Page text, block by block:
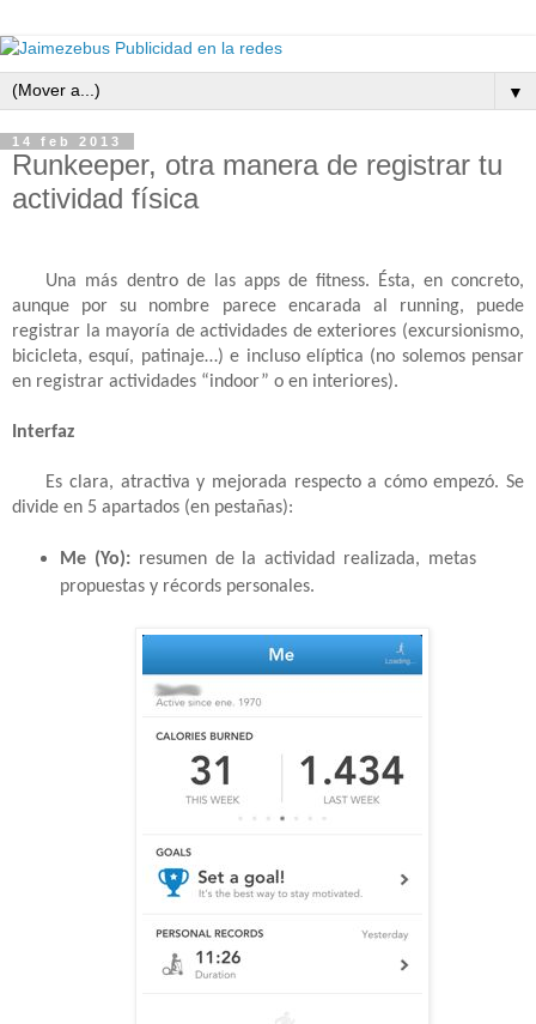
▼
14 feb 2013
Runkeeper, otra manera de registrar tu
actividad física
Una más dentro de las apps de fitness. Ésta, en concreto,
aunque por su nombre parece encarada al running, puede
registrar la mayoría de actividades de exteriores (excursionismo,
bicicleta, esquí, patinaje…) e incluso elíptica (no solemos pensar
en registrar actividades “indoor” o en interiores).
Interfaz
Es clara, atractiva y mejorada respecto a cómo empezó. Se
divide en 5 apartados (en pestañas):
Me (Yo): resumen de la actividad realizada, metas
propuestas y récords personales.